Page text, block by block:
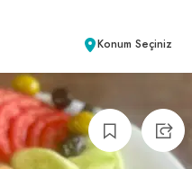
Konum Seçiniz